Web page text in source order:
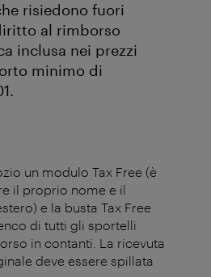
risiedono fuori
al rimborso
inclusa nei prezzi
minimo di
un modulo Tax Free (è
il proprio nome e il
e la busta Tax Free
di tutti gli sportelli
in contanti. La ricevuta
deve essere spillata